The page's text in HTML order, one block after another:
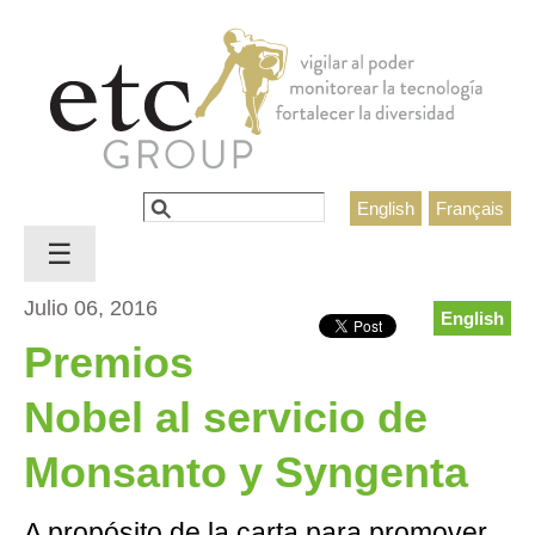
Français
English
Formulario de búsqueda
Buscar
English
Julio 06, 2016
Premios
Nobel al servicio de
Monsanto y Syngenta
☰